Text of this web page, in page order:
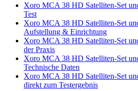
Xoro MCA 38 HD Satelliten-Set
Test
Xoro MCA 38 HD Satelliten-Set
Aufstellung & Einrichtung
Xoro MCA 38 HD Satelliten-Set
der Praxis
Xoro MCA 38 HD Satelliten-Set
Technische Daten
Xoro MCA 38 HD Satelliten-Set
direkt zum Testergebnis